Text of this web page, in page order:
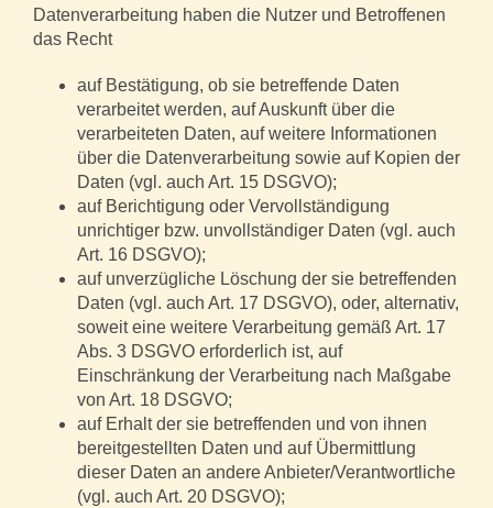
Datenverarbeitung haben die Nutzer und Betroffenen
das Recht
auf Bestätigung, ob sie betreffende Daten
verarbeitet werden, auf Auskunft über die
verarbeiteten Daten, auf weitere Informationen
über die Datenverarbeitung sowie auf Kopien der
Daten (vgl. auch Art. 15 DSGVO);
auf Berichtigung oder Vervollständigung
unrichtiger bzw. unvollständiger Daten (vgl. auch
Art. 16 DSGVO);
auf unverzügliche Löschung der sie betreffenden
Daten (vgl. auch Art. 17 DSGVO), oder, alternativ,
soweit eine weitere Verarbeitung gemäß Art. 17
Abs. 3 DSGVO erforderlich ist, auf
Einschränkung der Verarbeitung nach Maßgabe
von Art. 18 DSGVO;
auf Erhalt der sie betreffenden und von ihnen
bereitgestellten Daten und auf Übermittlung
dieser Daten an andere Anbieter/Verantwortliche
(vgl. auch Art. 20 DSGVO);